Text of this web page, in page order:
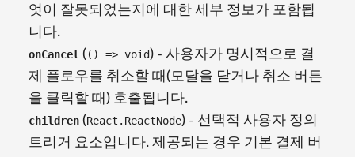
엇이 잘못되었는지에 대한 세부 정보가 포함됩
니다.
onCancel (() => void) - 사용자가 명시적으로 결
제 플로우를 취소할 때(모달을 닫거나 취소 버튼
을 클릭할 때) 호출됩니다.
children (React.ReactNode) - 선택적 사용자 정의
트리거 요소입니다. 제공되는 경우 기본 결제 버